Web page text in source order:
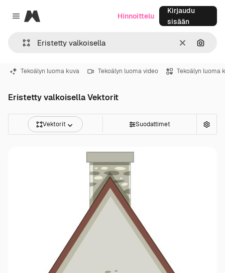
Close menu
Magnific
SelkeäHae
Hinnoittelu
Kirjaudu
sisään
Tekoälyn luoma kuva Tekoälyn luoma video Tekoälyn luoma
Eristetty valkoisella Vektorit
Vektorit Suodattimet